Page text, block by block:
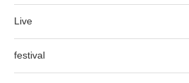
Live
festival